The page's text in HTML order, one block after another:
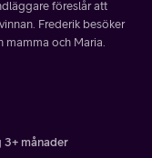
föreslår att
Frederik besöker
och Maria.
3+ månader